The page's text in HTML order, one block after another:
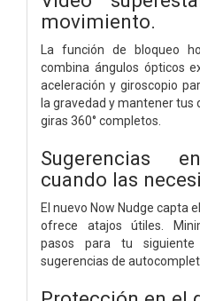
movimiento.
La función de bloqueo
combina ángulos ópticos
aceleración y giroscopio
la gravedad y mantener tus
giras 360° completos.
Sugerencias
cuando las
El nuevo Now Nudge capta
ofrece atajos útiles.
pasos para tu
sugerencias de